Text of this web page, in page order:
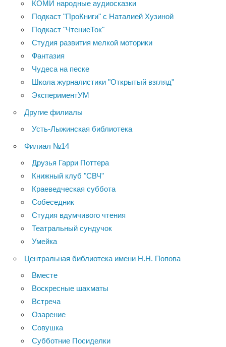
КОМИ народные аудиосказки
Подкаст "ПроКниги" с Наталией Хузиной
Подкаст "ЧтениеТок"
Студия развития мелкой моторики
Фантазия
Чудеса на песке
Школа журналистики "Открытый взгляд"
ЭкспериментУМ
Другие филиалы
Усть-Лыжинская библиотека
Филиал №14
Друзья Гарри Поттера
Книжный клуб "СВЧ"
Краеведческая суббота
Собеседник
Студия вдумчивого чтения
Театральный сундучок
Умейка
Центральная библиотека имени Н.Н. Попова
Вместе
Воскресные шахматы
Встреча
Озарение
Совушка
Субботние Посиделки